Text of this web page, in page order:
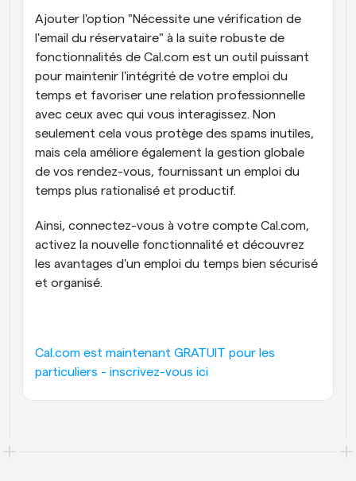
Ajouter l'option "Nécessite une vérification de
l'email du réservataire" à la suite robuste de
fonctionnalités de Cal.com est un outil puissant
pour maintenir l'intégrité de votre emploi du
temps et favoriser une relation professionnelle
avec ceux avec qui vous interagissez. Non
seulement cela vous protège des spams inutiles,
mais cela améliore également la gestion globale
de vos rendez-vous, fournissant un emploi du
temps plus rationalisé et productif.
Ainsi, connectez-vous à votre compte Cal.com,
activez la nouvelle fonctionnalité et découvrez
les avantages d'un emploi du temps bien sécurisé
et organisé.
Cal.com est maintenant GRATUIT pour les
particuliers - inscrivez-vous ici